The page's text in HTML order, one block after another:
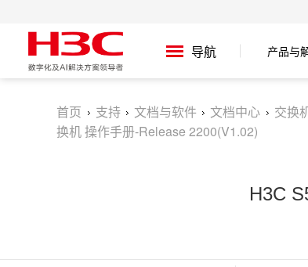
导航 产品与
首页 支持 文档与软件 文档中心 交换
换机 操作手册-Release 2200(V1.02)
H3C